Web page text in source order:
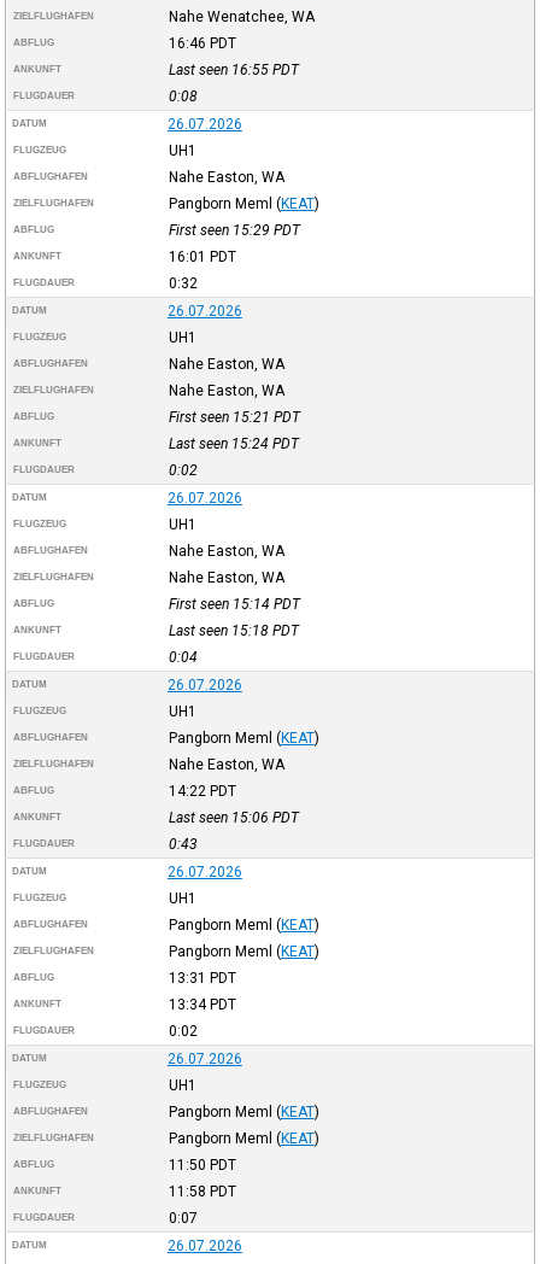
ZIELFLUGHAFEN Nahe Wenatchee, WA
ABFLUG 16:46 PDT
ANKUNFT Last seen 16:55 PDT
FLUGDAUER 0:08
DATUM 26.07.2026
FLUGZEUG UH1
ABFLUGHAFEN Nahe Easton, WA
ZIELFLUGHAFEN Pangborn Meml (KEAT)
ABFLUG First seen 15:29 PDT
ANKUNFT 16:01 PDT
FLUGDAUER 0:32
DATUM 26.07.2026
FLUGZEUG UH1
ABFLUGHAFEN Nahe Easton, WA
ZIELFLUGHAFEN Nahe Easton, WA
ABFLUG First seen 15:21 PDT
ANKUNFT Last seen 15:24 PDT
FLUGDAUER 0:02
DATUM 26.07.2026
FLUGZEUG UH1
ABFLUGHAFEN Nahe Easton, WA
ZIELFLUGHAFEN Nahe Easton, WA
ABFLUG First seen 15:14 PDT
ANKUNFT Last seen 15:18 PDT
FLUGDAUER 0:04
DATUM 26.07.2026
FLUGZEUG UH1
ABFLUGHAFEN Pangborn Meml (KEAT)
ZIELFLUGHAFEN Nahe Easton, WA
ABFLUG 14:22 PDT
ANKUNFT Last seen 15:06 PDT
FLUGDAUER 0:43
DATUM 26.07.2026
FLUGZEUG UH1
ABFLUGHAFEN Pangborn Meml (KEAT)
ZIELFLUGHAFEN Pangborn Meml (KEAT)
ABFLUG 13:31 PDT
ANKUNFT 13:34PDT
FLUGDAUER 0:02
DATUM 26.07.2026
FLUGZEUG UH1
ABFLUGHAFEN Pangborn Meml (KEAT)
ZIELFLUGHAFEN Pangborn Meml (KEAT)
ABFLUG 11:50 PDT
ANKUNFT 11:58 PDT
FLUGDAUER 0:07
DATUM
26.07.2026